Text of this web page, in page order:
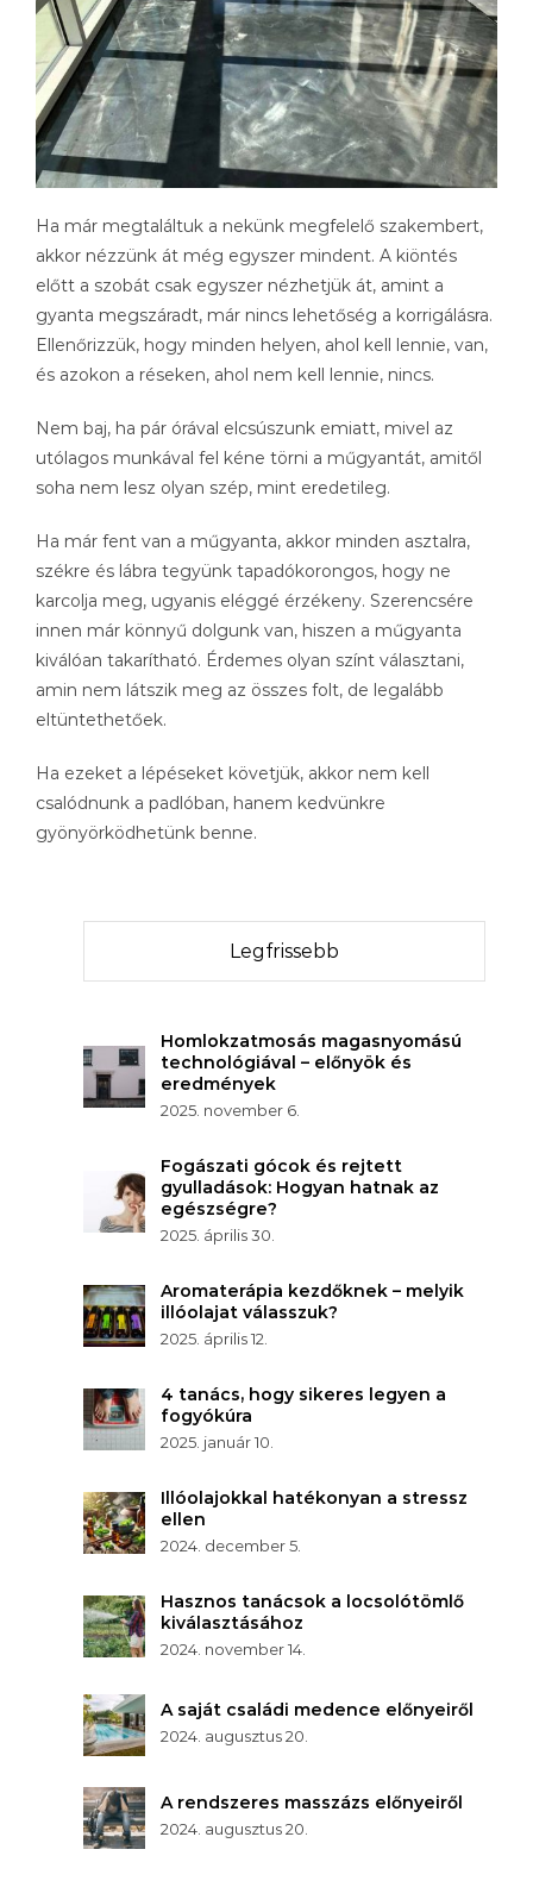
Ha már megtaláltuk a nekünk megfelelő szakembert,
akkor nézzünk át még egyszer mindent. A kiöntés
előtt a szobát csak egyszer nézhetjük át, amint a
gyanta megszáradt, már nincs lehetőség a korrigálásra.
Ellenőrizzük, hogy minden helyen, ahol kell lennie, van,
és azokon a réseken, ahol nem kell lennie, nincs.
Nem baj, ha pár órával elcsúszunk emiatt, mivel az
utólagos munkával fel kéne törni a műgyantát, amitől
soha nem lesz olyan szép, mint eredetileg.
Ha már fent van a műgyanta, akkor minden asztalra,
székre és lábra tegyünk tapadókorongos, hogy ne
karcolja meg, ugyanis eléggé érzékeny. Szerencsére
innen már könnyű dolgunk van, hiszen a műgyanta
kiválóan takarítható. Érdemes olyan színt választani,
amin nem látszik meg az összes folt, de legalább
eltüntethetőek.
Ha ezeket a lépéseket követjük, akkor nem kell
csalódnunk a padlóban, hanem kedvünkre
gyönyörködhetünk benne.
Legfrissebb
Homlokzatmosás magasnyomású
technológiával – előnyök és
eredmények
2025. november 6.
Fogászati gócok és rejtett
gyulladások: Hogyan hatnak az
egészségre?
2025. április 30.
Aromaterápia kezdőknek – melyik
illóolajat válasszuk?
2025. április 12.
4 tanács, hogy sikeres legyen a
fogyókúra
2025. január 10.
Illóolajokkal hatékonyan a stressz
ellen
2024. december 5.
Hasznos tanácsok a locsolótömlő
kiválasztásához
2024. november 14.
A saját családi medence előnyeiről
2024. augusztus 20.
A rendszeres masszázs előnyeiről
2024. augusztus 20.